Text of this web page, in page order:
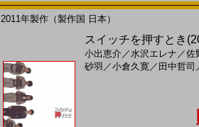
2011年製作（製作国 日本）
スイッチを押すとき
小出恵介 ／水沢エレナ ／佐
砂羽 ／小倉久寛／ 田中哲司